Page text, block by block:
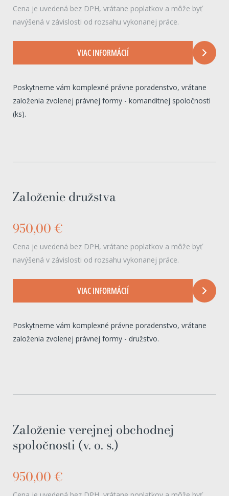
Cena je uvedená bez DPH, vrátane poplatkov a môže byť
navýšená v závislosti od rozsahu vykonanej práce.
VIAC INFORMÁCIÍ
Poskytneme vám komplexné právne poradenstvo, vrátane
založenia zvolenej právnej formy - komanditnej spoločnosti
(ks).
Založenie družstva
950,00 €
Cena je uvedená bez DPH, vrátane poplatkov a môže byť
navýšená v závislosti od rozsahu vykonanej práce.
VIAC INFORMÁCIÍ
Poskytneme vám komplexné právne poradenstvo, vrátane
založenia zvolenej právnej formy - družstvo.
Založenie verejnej obchodnej
spoločnosti (v. o. s.)
950,00 €